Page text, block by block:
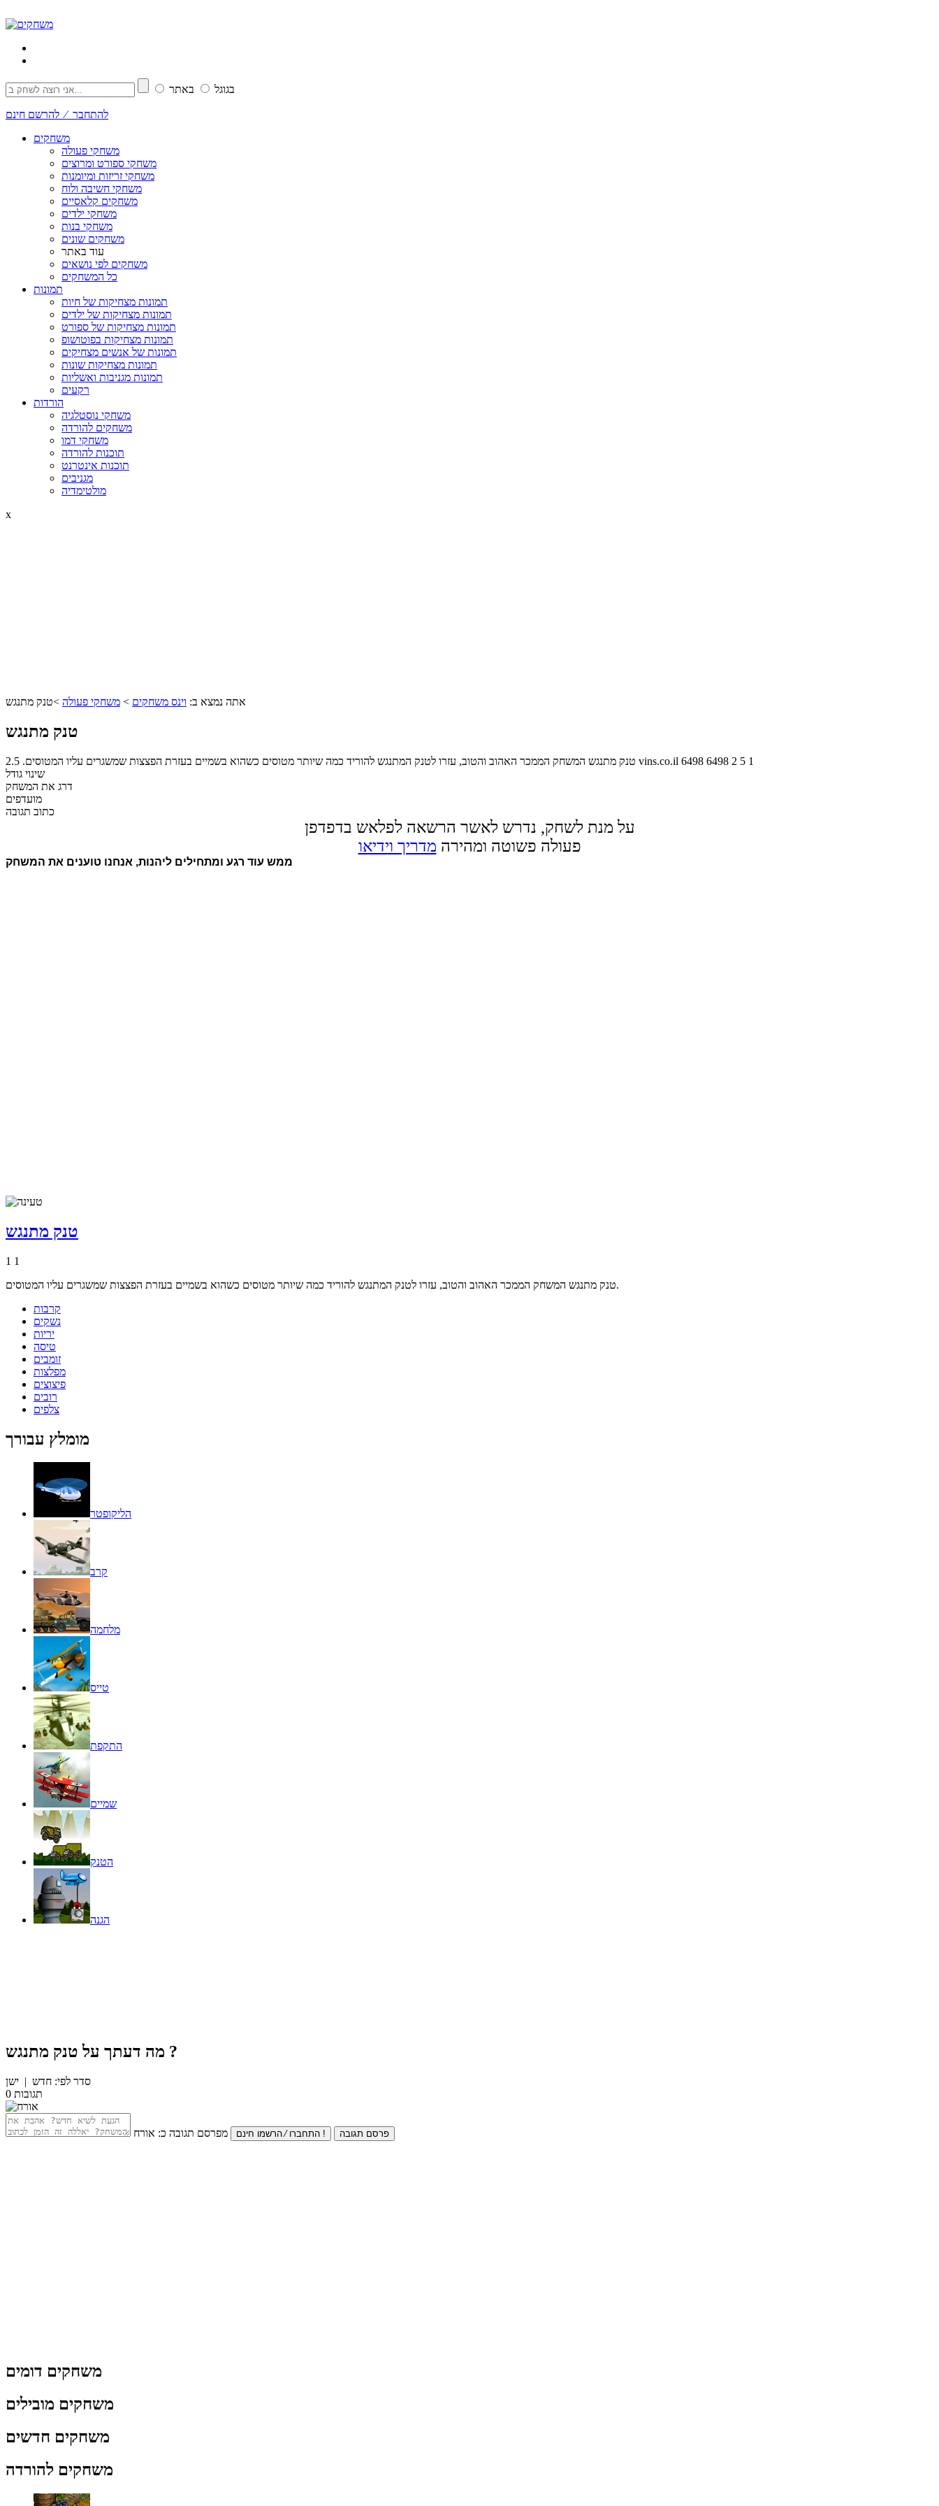
בגוגל באתר
להתחבר ⁄ להרשם חינם
משחקים
משחקי פעולה
משחקי ספורט ומרוצים
משחקי זריזות ומיומנות
משחקי חשיבה ולוח
משחקים קלאסיים
משחקי ילדים
משחקי בנות
משחקים שונים
עוד באתר
משחקים לפי נושאים
כל המשחקים
תמונות
תמונות מצחיקות של חיות
תמונות מצחיקות של ילדים
תמונות מצחיקות של ספורט
תמונות מצחיקות בפוטושופ
תמונות של אנשים מצחיקים
תמונות מצחיקות שונות
תמונות מגניבות ואשליות
רקעים
הורדות
משחקי נוסטלגיה
משחקים להורדה
משחקי דמו
תוכנות להורדה
תוכנות אינטרנט
מגניבים
מולטימדיה
x
אתה נמצא ב: וינס משחקים > משחקי פעולה >טנק מתנגש
טנק מתנגש
טנק מתנגש המשחק הממכר האהוב והטוב, עזרו לטנק המתנגש להוריד כמה שיותר מטוסים כשהוא בשמיים בעזרת הפצצות שמשגרים עליו המטוסים. 2.5 vins.co.il 6498 6498 2 5 1
שינוי גודל
דרג את המשחק
מועדפים
כתוב תגובה
על מנת לשחק, נדרש לאשר הרשאה לפלאש בדפדפן
פעולה פשוטה ומהירה מדריך וידיאו
ממש עוד רגע ומתחילים ליהנות, אנחנו טוענים את המשחק
טנק מתנגש
1 1
טנק מתנגש המשחק הממכר האהוב והטוב, עזרו לטנק המתנגש להוריד כמה שיותר מטוסים כשהוא בשמיים בעזרת הפצצות שמשגרים עליו המטוסים.
קרבות
נשקים
יריות
טיסה
זומבים
מפלצות
פיצוצים
רובים
צלפים
מומלץ עבורך
הליקופטר
קרב
מלחמה
טייס
התקפת
שמיים
הטנק
הגנה
מה דעתך על טנק מתנגש ?
סדר לפי: חדש | ישן
0 תגובות
מפרסם תגובה כ: אורח התחברו ⁄ הרשמו חינם ! פרסם תגובה
משחקים דומים
משחקים מובילים
משחקים חדשים
משחקים להורדה